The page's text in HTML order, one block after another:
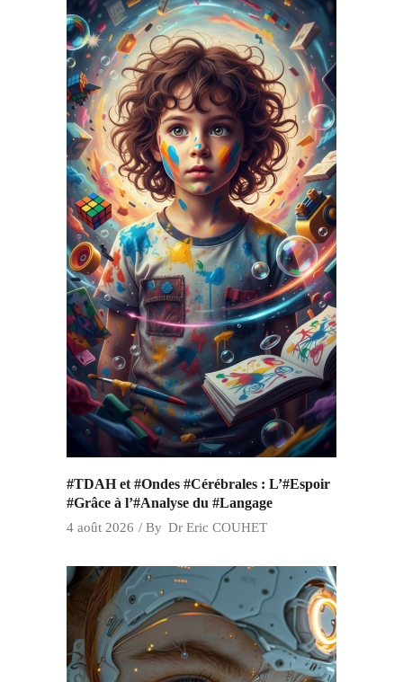
#TDAH et #Ondes #Cérébrales : L’#Espoir
#Grâce à l’#Analyse du #Langage
4 août 2026 By Dr Eric COUHET